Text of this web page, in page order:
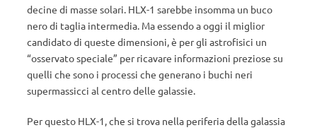
decine di masse solari. HLX-1 sarebbe insomma un buco
nero di taglia intermedia. Ma essendo a oggi il miglior
candidato di queste dimensioni, è per gli astrofisici un
“osservato speciale” per ricavare informazioni preziose su
quelli che sono i processi che generano i buchi neri
supermassicci al centro delle galassie.
Per questo HLX-1, che si trova nella periferia della galassia